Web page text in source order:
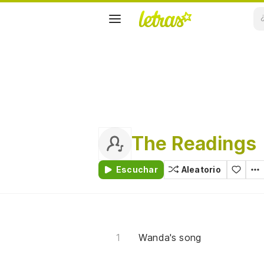
The Readings
Escuchar Aleatorio
Wanda's song